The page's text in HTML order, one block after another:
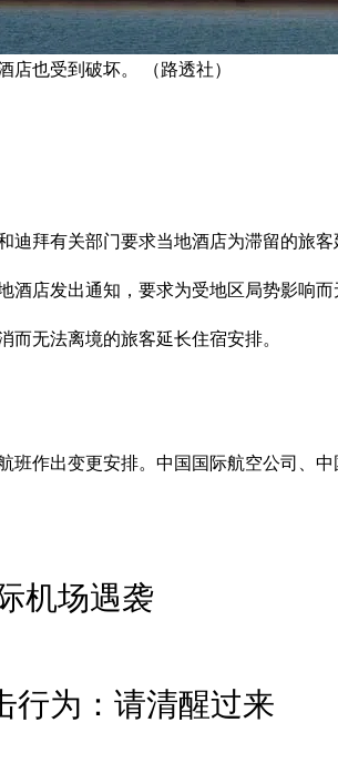
也受到破坏。 （路透社）
拜有关部门要求当地酒店为滞留的旅客
店发出通知，要求为受地区局势影响
无法离境的旅客延长住宿安排。
作出变更安排。中国国际航空公司、
机场遇袭
行为：请清醒过来